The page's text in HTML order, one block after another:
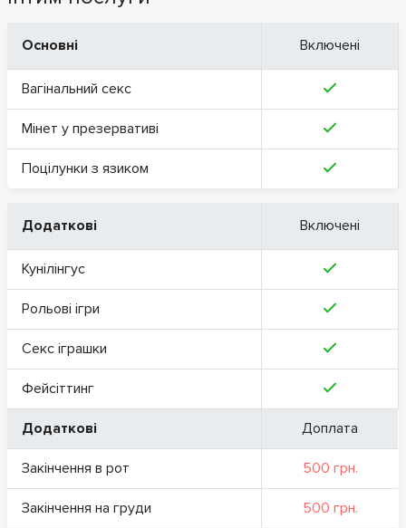
Основні Включені
Вагінальний секс
Мінет у презервативі
Поцілунки з язиком
Додаткові Включені
Кунілінгус
Рольові ігри
Секс іграшки
Фейсіттинг
Додаткові Доплата
Закінчення в рот 500 грн.
Закінчення на груди 500 грн.